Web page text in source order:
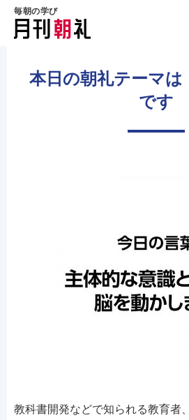
毎朝の学び
本日の朝礼テーマは
です
教科書開発などで知られる教育者